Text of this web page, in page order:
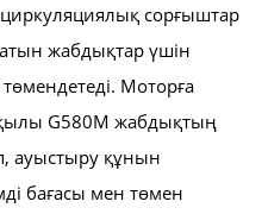
циркуляциялық сорғыштар
жабдықтар үшін
Моторға
G580M жабдықтың
ауыстыру құнын
бағасы мен төмен